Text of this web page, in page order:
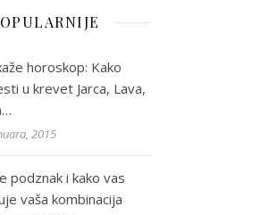
horoskop: Kako
u krevet Jarca, Lava,
2015
podznak i kako vas
vaša kombinacija